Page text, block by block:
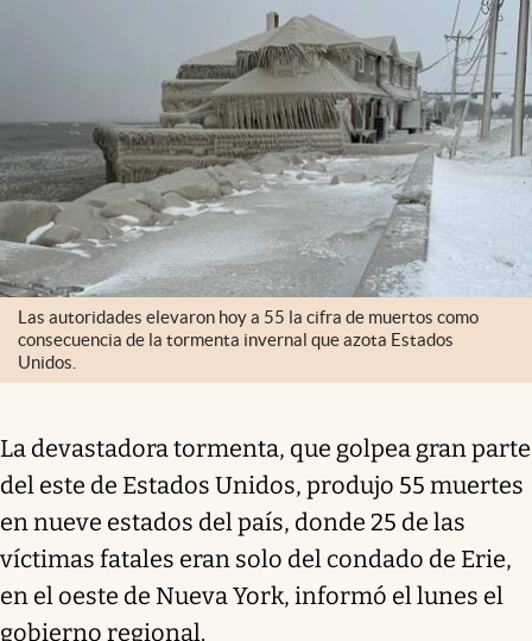
Las autoridades elevaron hoy a 55 la cifra de muertos como
consecuencia de la tormenta invernal que azota Estados
Unidos.
La devastadora tormenta, que golpea gran parte
del este de Estados Unidos, produjo 55 muertes
en nueve estados del país, donde 25 de las
víctimas fatales eran solo del condado de Erie,
en el oeste de Nueva York, informó el lunes el
gobierno regional.